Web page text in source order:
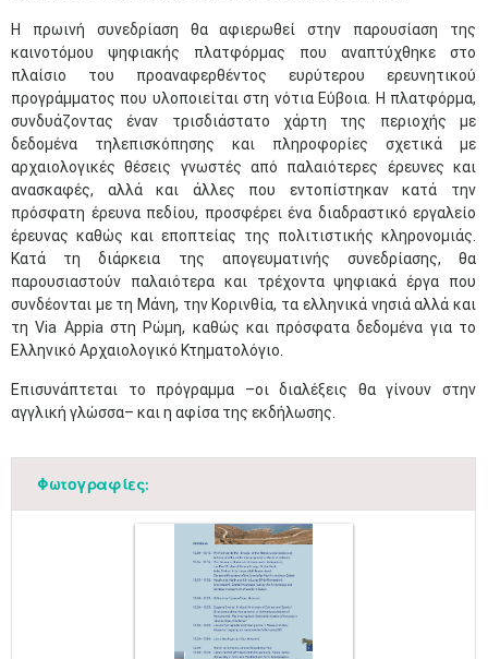
Η πρωινή συνεδρίαση θα αφιερωθεί στην παρουσίαση της
καινοτόμου ψηφιακής πλατφόρμας που αναπτύχθηκε στο
πλαίσιο του προαναφερθέντος ευρύτερου ερευνητικού
προγράμματος που υλοποιείται στη νότια Εύβοια. Η πλατφόρμα,
συνδυάζοντας έναν τρισδιάστατο χάρτη της περιοχής με
δεδομένα τηλεπισκόπησης και πληροφορίες σχετικά με
αρχαιολογικές θέσεις γνωστές από παλαιότερες έρευνες και
ανασκαφές, αλλά και άλλες που εντοπίστηκαν κατά την
πρόσφατη έρευνα πεδίου, προσφέρει ένα διαδραστικό εργαλείο
έρευνας καθώς και εποπτείας της πολιτιστικής κληρονομιάς.
Κατά τη διάρκεια της απογευματινής συνεδρίασης, θα
παρουσιαστούν παλαιότερα και τρέχοντα ψηφιακά έργα που
συνδέονται με τη Μάνη, την Κορινθία, τα ελληνικά νησιά αλλά και
τη Via Appia στη Ρώμη, καθώς και πρόσφατα δεδομένα για το
Ελληνικό Αρχαιολογικό Κτηματολόγιο.
Επισυνάπτεται το πρόγραμμα –οι διαλέξεις θα γίνουν στην
αγγλική γλώσσα– και η αφίσα της εκδήλωσης.
Φωτογραφίες: